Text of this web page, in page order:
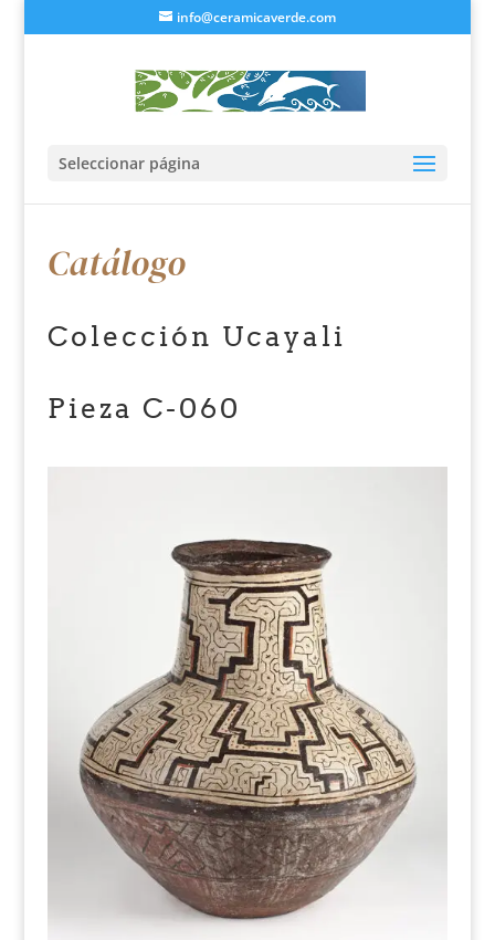
info@ceramicaverde.com
Seleccionar página
Catálogo
Colección Ucayali
Pieza C-060